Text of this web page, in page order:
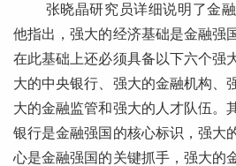
张晓晶研究员详细说明了金
他指出，强大的经济基础是金融强
在此基础上还必须具备以下六个强
大的中央银行、强大的金融机构、
大的金融监管和强大的人才队伍。
银行是金融强国的核心标识，强大
心是金融强国的关键抓手，强大的